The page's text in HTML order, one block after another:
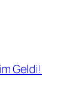
Geldi!